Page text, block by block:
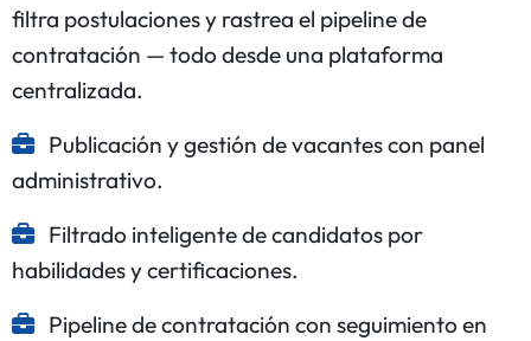
filtra postulaciones y rastrea el pipeline de
contratación — todo desde una plataforma
centralizada.
Publicación y gestión de vacantes con panel
administrativo.
Filtrado inteligente de candidatos por
habilidades y certificaciones.
Pipeline de contratación con seguimiento en